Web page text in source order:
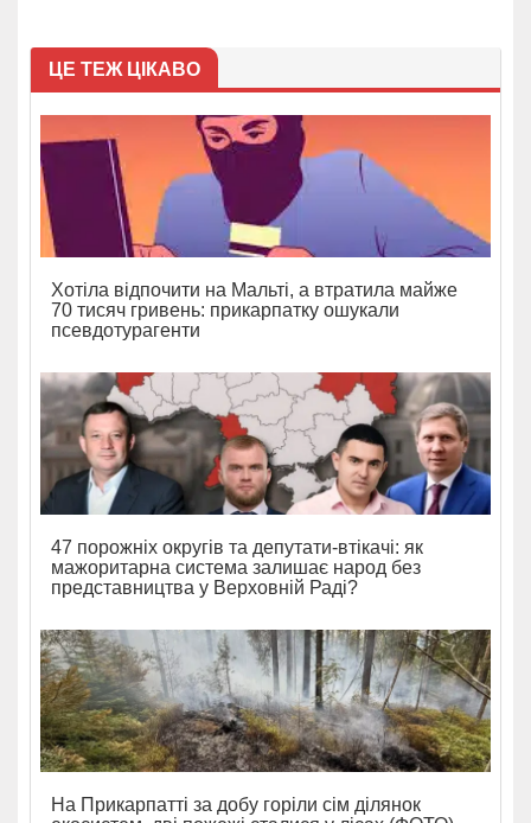
ЦЕ ТЕЖ ЦІКАВО
Хотіла відпочити на Мальті, а втратила майже
70 тисяч гривень: прикарпатку ошукали
псевдотурагенти
47 порожніх округів та депутати-втікачі: як
мажоритарна система залишає народ без
представництва у Верховній Раді?
На Прикарпатті за добу горіли сім ділянок